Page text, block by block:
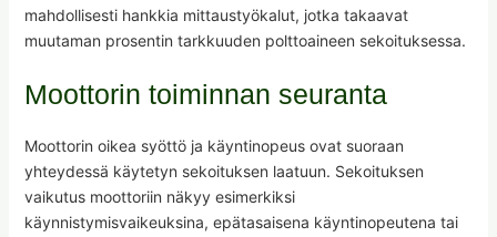
mahdollisesti hankkia mittaustyökalut, jotka takaavat
muutaman prosentin tarkkuuden polttoaineen sekoituksessa.
Moottorin toiminnan seuranta
Moottorin oikea syöttö ja käyntinopeus ovat suoraan
yhteydessä käytetyn sekoituksen laatuun. Sekoituksen
vaikutus moottoriin näkyy esimerkiksi
käynnistymisvaikeuksina, epätasaisena käyntinopeutena tai